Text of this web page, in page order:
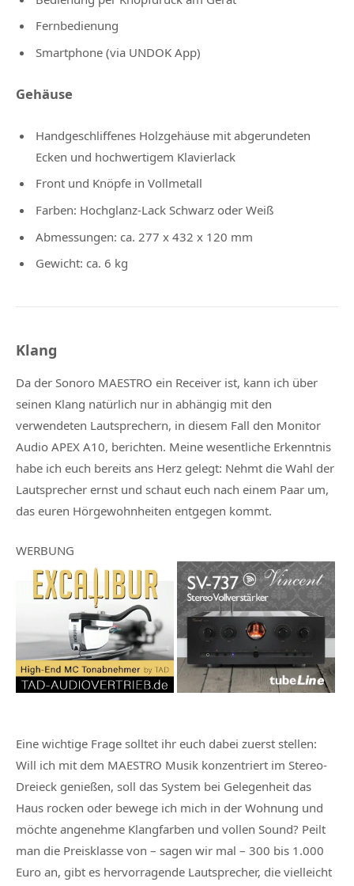
Fernbedienung
Smartphone (via UNDOK App)
Gehäuse
Handgeschliffenes Holzgehäuse mit abgerundeten
Ecken und hochwertigem Klavierlack
Front und Knöpfe in Vollmetall
Farben: Hochglanz-Lack Schwarz oder Weiß
Abmessungen: ca. 277 x 432 x 120 mm
Gewicht: ca. 6 kg
Klang
Da der Sonoro MAESTRO ein Receiver ist, kann ich über
seinen Klang natürlich nur in abhängig mit den
verwendeten Lautsprechern, in diesem Fall den Monitor
Audio APEX A10, berichten. Meine wesentliche Erkenntnis
habe ich euch bereits ans Herz gelegt: Nehmt die Wahl der
Lautsprecher ernst und schaut euch nach einem Paar um,
das euren Hörgewohnheiten entgegen kommt.
WERBUNG
Eine wichtige Frage solltet ihr euch dabei zuerst stellen:
Will ich mit dem MAESTRO Musik konzentriert im Stereo-
Dreieck genießen, soll das System bei Gelegenheit das
Haus rocken oder bewege ich mich in der Wohnung und
möchte angenehme Klangfarben und vollen Sound? Peilt
man die Preisklasse von – sagen wir mal – 300 bis 1.000
Euro an, gibt es hervorragende Lautsprecher, die vielleicht